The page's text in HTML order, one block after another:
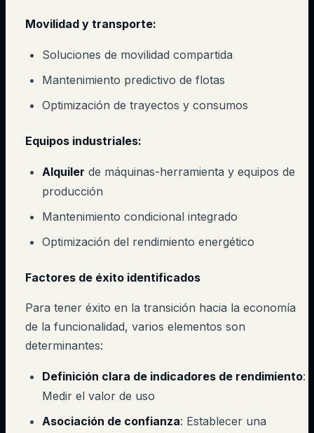
Movilidad y transporte:
Soluciones de movilidad compartida
Mantenimiento predictivo de flotas
Optimización de trayectos y consumos
Equipos industriales:
Alquiler de máquinas-herramienta y equipos de
producción
Mantenimiento condicional integrado
Optimización del rendimiento energético
Factores de éxito identificados
Para tener éxito en la transición hacia la economía
de la funcionalidad, varios elementos son
determinantes:
Definición clara de indicadores de rendimiento:
Medir el valor de uso
Asociación de confianza: Establecer una